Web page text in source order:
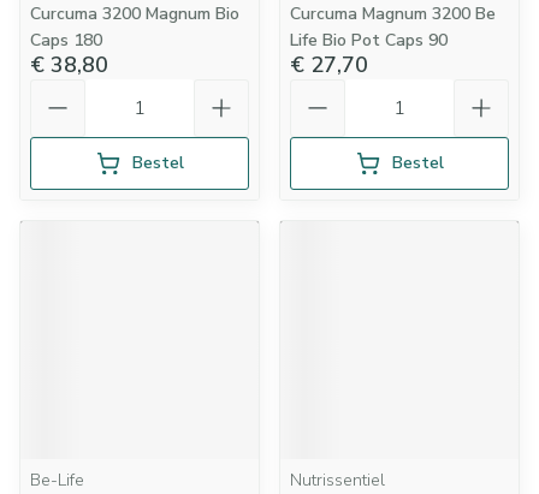
Curcuma 3200 Magnum Bio
Caps 180
€ 38,80
Bestel
Curcuma Magnum 3200 Be
Life Bio Pot Caps 90
€ 27,70
Bestel
Be-Life
Nutrissentiel